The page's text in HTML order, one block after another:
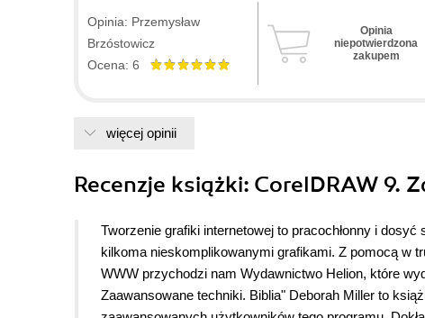
Opinia: Przemysław
Brzóstowicz
Ocena: 6
Opinia
niepotwierdzona
zakupem
więcej opinii
Recenzje książki: CorelDRAW 9.
Tworzenie grafiki internetowej to pracochłonny i
kilkoma nieskomplikowanymi grafikami. Z pomocą w
WWW przychodzi nam Wydawnictwo Helion, które
Zaawansowane techniki. Biblia" Deborah Miller to